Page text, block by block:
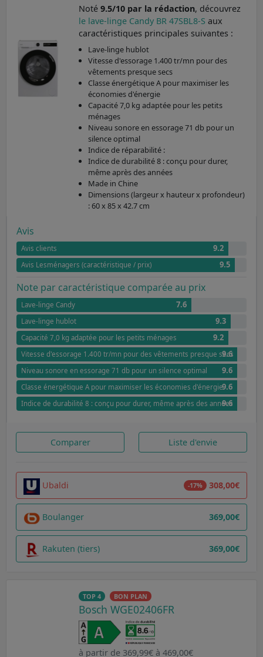
Noté 9.5/10 par la rédaction, découvrez
le lave-linge Candy BR 47SBL8-S aux
caractéristiques principales suivantes :
Lave-linge hublot
Vitesse d'essorage 1.400 tr/mn pour des
vêtements presque secs
Classe énergétique A pour maximiser les
économies d'énergie
Capacité 7,0 kg adaptée pour les petits
ménages
Niveau sonore en essorage 71 db pour un
silence optimal
Indice de réparabilité :
Indice de durabilité 8 : conçu pour durer,
même après des années
Made in Chine
Dimensions (largeur x hauteur x profondeur)
: 60 x 85 x 42.7 cm
Avis
Avis clients 9.2
Avis Lesménagers (caractéristique / prix) 9.5
Note par caractéristique comparée au prix
Lave-linge Candy 7.6
Lave-linge hublot 9.3
Capacité 7,0 kg adaptée pour les petits ménages 9.2
Vitesse d'essorage 1.400 tr/mn pour des vêtements presque secs
9.6
Niveau sonore en essorage 71 db pour un silence optimal 9.6
Classe énergétique A pour maximiser les économies d'énergie9.6
Indice de durabilité 8 : conçu pour durer, même après des années
9.6
Comparer Liste d'envie
Ubaldi -17% 308,00€
Boulanger 369,00€
Rakuten (tiers) 369,00€
TOP 4 BON PLAN
Bosch WGE02406FR
à partir de 369,99€ à 469,00€